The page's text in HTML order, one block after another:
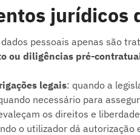
jurídicos
dados pessoais apenas são
ou diligências pré-
legais: quando a
necessário para
os direitos e
o utilizador dá